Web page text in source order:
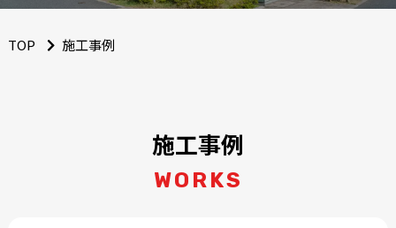
TOP 施工事例
施工事例
WORKS